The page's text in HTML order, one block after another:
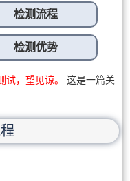
检测流程
检测优势
，望见谅。
这是一篇关